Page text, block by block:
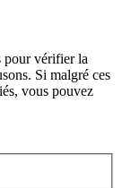
pour vérifier la
Si malgré ces
vous pouvez